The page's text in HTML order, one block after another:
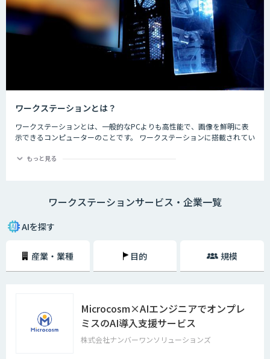
ワークステーションとは？
ワークステーションとは、一般的なPCよりも高性能で、画像を鮮明に表
示できるコンピューターのことです。 ワークステーションに搭載されてい
テーションは画像の精度やデータ処理能力が高いため、PCで設計をする
もっと見る
ワークステーションサービス・企業一覧
AIを探す
産業・業種 目的 規模
Microcosm×AIエンジニアでオンプレ
ミスのAI導入支援サービス
株式会社ナンバーワンソリューションズ